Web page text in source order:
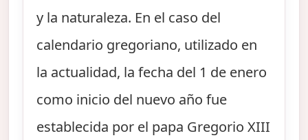
y la naturaleza. En el caso del
calendario gregoriano, utilizado en
la actualidad, la fecha del 1 de enero
como inicio del nuevo año fue
establecida por el papa Gregorio XIII